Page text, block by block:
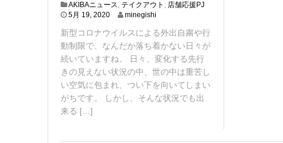
AKIBAニュース, テイクアウト , 店舗応援PJ
5月 19, 20207
7
,
2
0
2
0
minegishi
新型コロナウイルスによる外出自粛や行
動制限で、なんだか落ち着かない日々が
続いていますね。 日々、変化する先行
きの見えない状況の中、世の中は重苦し
い空気に包まれ、つい下を向いてしまい
がちです。 しかし、そんな状況でも出
来る […]